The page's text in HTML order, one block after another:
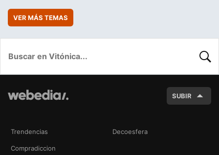
VER MÁS TEMAS
SUBIR
Trendencias Decoesfera
Compradiccion